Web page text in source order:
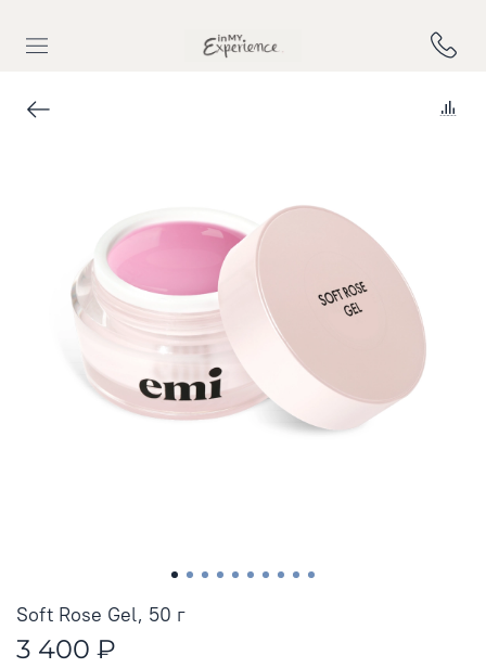
Soft Rose Gel, 50 г
3 400 ₽